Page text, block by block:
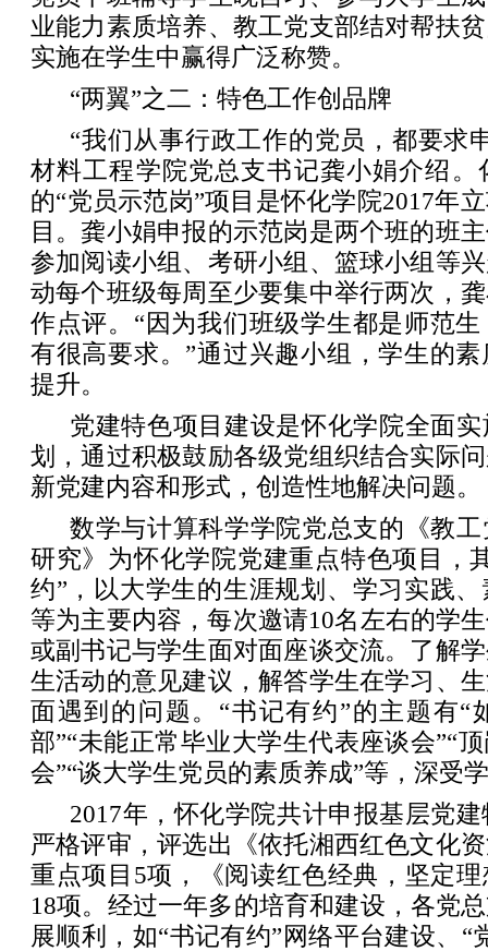
业能力素质培养、教工党支部结对帮扶
实施在学生中赢得广泛称赞。
“两翼”之二：特色工作创品牌
“我们从事行政工作的党员，都要求
材料工程学院党总支书记龚小娟介绍。
的“党员示范岗”项目是怀化学院2017年
目。龚小娟申报的示范岗是两个班的班
参加阅读小组、考研小组、篮球小组等
动每个班级每周至少要集中举行两次，
作点评。“因为我们班级学生都是师范
有很高要求。”通过兴趣小组，学生的
提升。
党建特色项目建设是怀化学院全面
划，通过积极鼓励各级党组织结合实际
新党建内容和形式，创造性地解决问题。
数学与计算科学学院党总支的《教
研究》为怀化学院党建重点特色项目，
约”，以大学生的生涯规划、学习实践
等为主要内容，每次邀请10名左右的学
或副书记与学生面对面座谈交流。了解
生活动的意见建议，解答学生在学习、
面遇到的问题。“书记有约”的主题有“
部”“未能正常毕业大学生代表座谈会”“
会”“谈大学生党员的素质养成”等，深受
2017年，怀化学院共计申报基层党
严格评审，评选出《依托湘西红色文化
重点项目5项，《阅读红色经典，坚定
18项。经过一年多的培育和建设，各党
展顺利，如“书记有约”网络平台建设、“